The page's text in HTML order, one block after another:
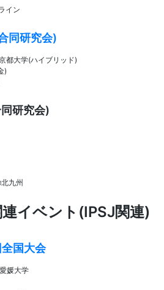
イン
同研究会)
都大学(ハイブリッド)
)
研究会)
九州
イベント(IPSJ関連)
国大会
媛大学